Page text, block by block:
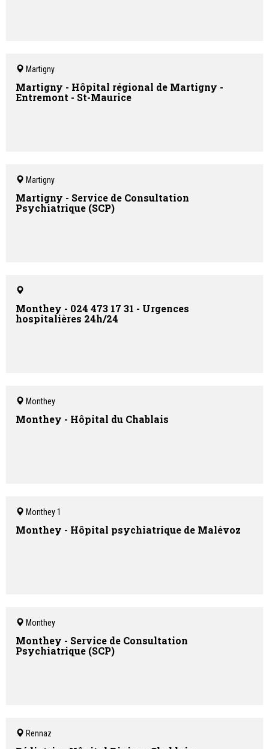
Martigny
Martigny - Hôpital régional de Martigny -
Entremont - St-Maurice
Martigny
Martigny - Service de Consultation
Psychiatrique (SCP)
Monthey - 024 473 17 31 - Urgences
hospitalières 24h/24
Monthey
Monthey - Hôpital du Chablais
Monthey 1
Monthey - Hôpital psychiatrique de Malévoz
Monthey
Monthey - Service de Consultation
Psychiatrique (SCP)
Rennaz